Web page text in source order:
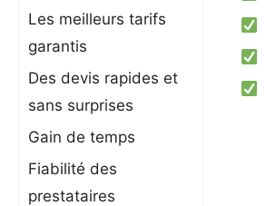
Les meilleurs tarifs
garantis
Des devis rapides et
sans surprises
Gain de temps
Fiabilité des
prestataires